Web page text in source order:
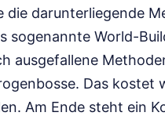
die darunterliegende
sogenannte World-
ausgefallene
Das kostet
Am Ende steht ein